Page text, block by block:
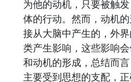
为他的动机，只要被触
体的行动。然而，动机
接从大脑中产生的，外
类产生影响，这些影响
和动机的形成，总结而
主要受到思想的支配，